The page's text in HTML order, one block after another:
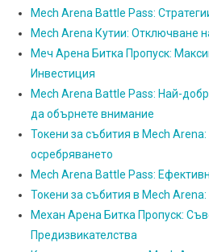
Mech Arena Battle Pass:
Mech Arena Кутии: Отключване
Меч Арена Битка Пропуск:
Инвестиция
Mech Arena Battle Pass: Най-
да обърнете внимание
Токени за събития в Mech
осребряването
Mech Arena Battle Pass:
Токени за събития в Mech
Механ Арена Битка Пропуск:
Предизвикателства